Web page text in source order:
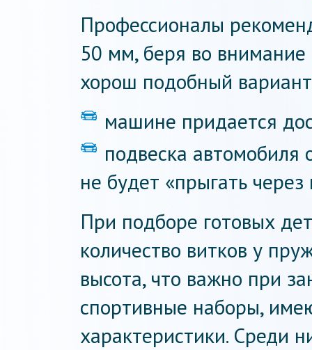
Профессионалы
50 мм, беря во
хорош подобный
машине придается
подвеска автомобиля
не будет «прыгать
При подборе готовых
количество витков у
высота, что важно при
спортивные наборы,
характеристики. Среди